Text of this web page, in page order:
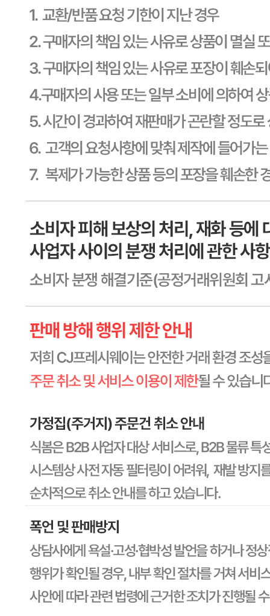
1588-6967
사업자
603-81-11270
신고번호
상품 고시 정보
식품의 유형
상품상세 참조
생산자
상품상세 참조
소재지
상품상세 참조
소비기한
상품상세 참조
포장단위별 용량(중량)
상품상세 참조
포장단위별 수량
상품상세 참조
영양성분
상세 상품정보 참고
유전자변형식품에 해당하는 경우의 표시
해당사항 없음
수입식품 여부
소비자 상담 관련 전화번호
상품상세 참조
반품/교환 정보
판매자명
CJ프레시웨이
문의번호
반품/교환
반품 배송비: 30,000원
교환 배송비: 30,000원
주의사항